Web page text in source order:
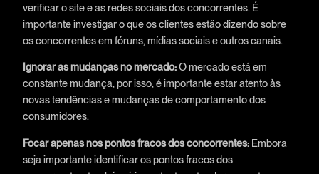
verificar o site e as redes sociais dos concorrentes. É
importante investigar o que os clientes estão dizendo sobre
os concorrentes em fóruns, mídias sociais e outros canais.
Ignorar as mudanças no mercado:O mercado está em
constante mudança, por isso, é importante estar atento às
novas tendências e mudanças de comportamento dos
consumidores.
Focar apenas nos pontos fracos dos concorrentes: Embora
seja importante identificar os pontos fracos dos